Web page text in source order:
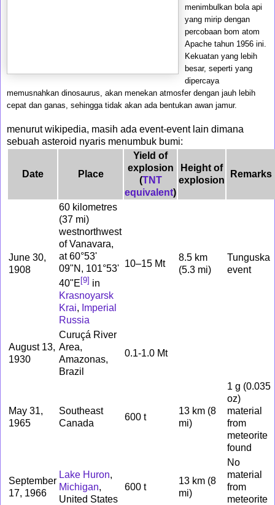
menimbulkan bola api
yang mirip dengan
percobaan bom atom
Apache tahun 1956 ini.
Kekuatan yang lebih
besar, seperti yang
dipercaya
memusnahkan dinosaurus, akan menekan atmosfer dengan jauh lebih
cepat dan ganas, sehingga tidak akan ada bentukan awan jamur.
menurut wikipedia, masih ada event-event lain dimana
sebuah asteroid nyaris menumbuk bumi:
Date Place
Yield of
explosion
(TNT
equivalent)
Height of
explosion
Remarks
June 30,
1908
60 kilometres
(37 mi)
westnorthwest
of Vanavara,
at 60°53'
09"N, 101°53'
40"E [9] in
Krasnoyarsk
Krai, Imperial
Russia
10–15 Mt
8.5 km
(5.3 mi)
Tunguska
event
August 13,
1930
Curuçá River
Area,
Amazonas,
Brazil
0.1-1.0 Mt
May 31,
1965
Southeast
Canada
600 t
13 km (8
mi)
1 g (0.035
oz)
material
from
meteorite
found
September
17, 1966
Lake Huron,
Michigan,
United States
600 t
13 km (8
mi)
No
material
from
meteorite